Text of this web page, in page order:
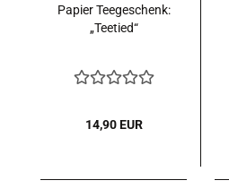
Papier Teegeschenk:
„Teetied“
14,90 EUR